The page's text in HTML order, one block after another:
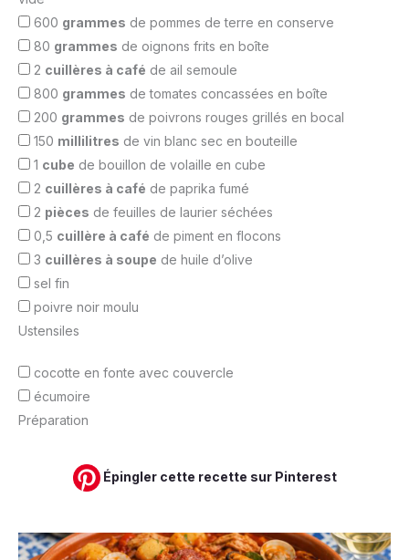
600 grammes de pommes de terre en conserve
80 grammes de oignons frits en boîte
2 cuillères à café de ail semoule
800 grammes de tomates concassées en boîte
200 grammes de poivrons rouges grillés en bocal
150 millilitres de vin blanc sec en bouteille
1 cube de bouillon de volaille en cube
2 cuillères à café de paprika fumé
2 pièces de feuilles de laurier séchées
0,5 cuillère à café de piment en flocons
3 cuillères à soupe de huile d’olive
sel fin
poivre noir moulu
Ustensiles
cocotte en fonte avec couvercle
écumoire
Préparation
Épingler cette recette sur Pinterest